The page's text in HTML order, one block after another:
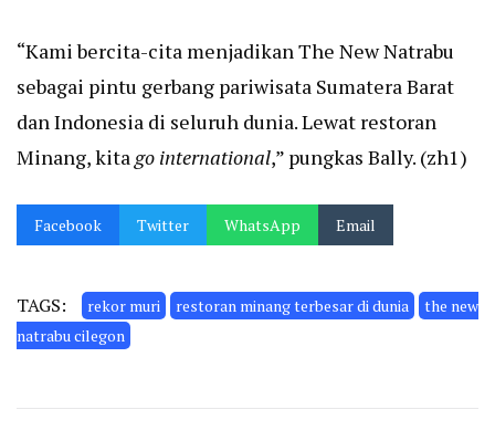
“Kami bercita-cita menjadikan The New Natrabu
sebagai pintu gerbang pariwisata Sumatera Barat
dan Indonesia di seluruh dunia. Lewat restoran
Minang, kitago international,” pungkas Bally. (zh1)
Facebook Twitter WhatsApp Email
TAGS: rekor muri restoran minang terbesar di dunia
the new
natrabu cilegon